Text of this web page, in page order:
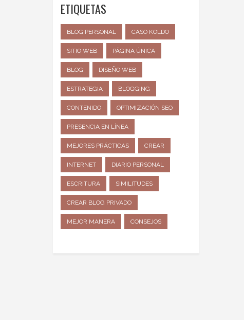
ETIQUETAS
BLOG PERSONAL CASO KOLDO
SITIO WEB PÁGINA ÚNICA
BLOG DISEÑO WEB
ESTRATEGIA BLOGGING
CONTENIDO OPTIMIZACIÓN SEO
PRESENCIA EN LÍNEA
MEJORES PRÁCTICAS CREAR
INTERNET DIARIO PERSONAL
ESCRITURA SIMILITUDES
CREAR BLOG PRIVADO
MEJOR MANERA CONSEJOS